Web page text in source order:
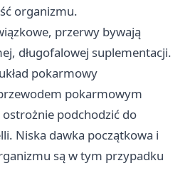
organizmu.
przerwy bywają
długofalowej suplementacji.
pokarmowy
pokarmowym
podchodzić do
Niska dawka początkowa i
są w tym przypadku